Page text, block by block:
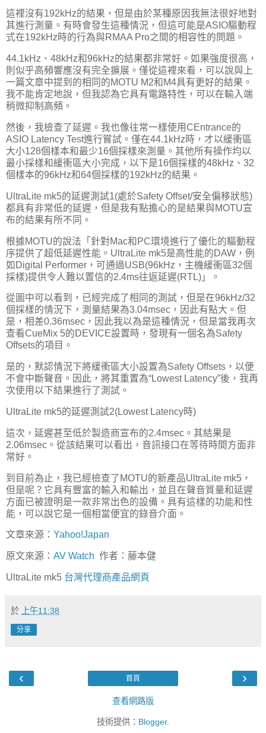
這裡沒有192kHz的結果，但是由於某種原因我無法很好地對
其進行測量。有時會發生這種情況，但這可能是ASIO驅動程
式在192kHz時的行為與RMAA Pro之間的相容性的問題。
44.1kHz、48kHz和96kHz的結果都非常好。如果強度很高，
則似乎高頻響應沒有完全擴展。僅從這裡來看，可以說與上
一篇文章中提到的相同的MOTU M2和M4具有更好的結果。
我不能肯定地說，但我認為它具有電路特性，可以在輸入端
稍微抑制高頻。
然後，我檢查了延遲。我也像往常一樣使用CEntrance的
ASIO Latency Test進行嘗試。僅在44.1kHz時，才以緩衝區
大小128個樣本和最少16個採樣來測量。其他所有操作均以
最小採樣和緩衝區大小完成，以下是16個採樣的48kHz、32
個樣本的96kHz和64個採樣的192kHz的結果。
UltraLite mk5的延遲測試1(處於Safety Offset/安全偏移狀態)
都具有非常低的延遲，但是我有點擔心的是結果與MOTU宣
布的結果有所不同。
根據MOTU的說法「針對Mac和PC環境進行了優化的驅動程
序提供了超低延遲性能。UltraLite mk5是高性能的DAW，例
如Digital Performer，可通過USB(96kHz，主機緩衝區32個
採樣)提供令人難以置信的2.4ms往返延遲(RTL)」。
從圖中可以看到，已經完成了相同的測試，但是在96kHz/32
個採樣的情況下，測量結果為3.04msec，因此有點大。但
是，相差0.36msec，因此我以為是這種情況，但是當我再次
查看CueMix 5的DEVICE設置時，發現有一個名為Safety
Offsets的項目。
是的，默認情況下將緩衝區大小設置為Safety Offsets，以便
不會中斷聲音。因此，將其重置為“Lowest Latency”後，我再
次使用以下結果進行了測試。
UltraLite mk5的延遲測試2(Lowest Latency時)
這次，延遲甚至低於製造商宣布的2.4msec。其結果是
2.06msec。從該結果可以看出，音訊接口在等待時間方面非
常好。
到目前為止，我已經檢查了MOTU的新產品UltraLite mk5，
但是呢？它具有豐富的輸入和輸出，並且在聲音質量和延遲
方面已被證明是一款非常出色的設備。具有這樣的功能和性
能，可以說它是一個相當便宜的錄音介面。
文章來源： Yahoo!Japan
原文來源： AV Watch 作者：藤本健
UltraLite mk5 台灣代理商產品網頁
於 上午11:38
分享
‹ ›
首頁
查看網路版
技術提供： Blogger.